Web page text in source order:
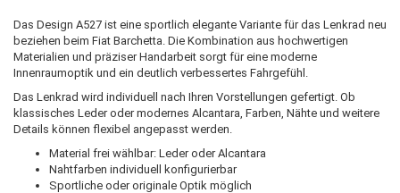
Das Design A527 ist eine sportlich elegante Variante für das Lenkrad neu
beziehen beim Fiat Barchetta. Die Kombination aus hochwertigen
Materialien und präziser Handarbeit sorgt für eine moderne
Innenraumoptik und ein deutlich verbessertes Fahrgefühl.
Das Lenkrad wird individuell nach Ihren Vorstellungen gefertigt. Ob
klassisches Leder oder modernes Alcantara, Farben, Nähte und weitere
Details können flexibel angepasst werden.
Material frei wählbar: Leder oder Alcantara
Nahtfarben individuell konfigurierbar
Sportliche oder originale Optik möglich